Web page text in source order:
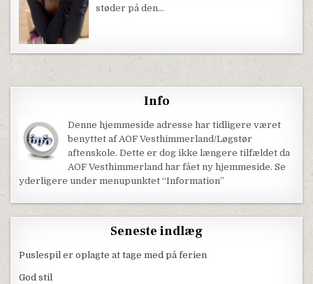
støder på den…
Info
Denne hjemmeside adresse har tidligere været
benyttet af AOF Vesthimmerland/Løgstør
aftenskole. Dette er dog ikke længere tilfældet da
AOF Vesthimmerland har fået ny hjemmeside. Se
yderligere under menupunktet “Information”
Seneste indlæg
Puslespil er oplagte at tage med på ferien
God stil